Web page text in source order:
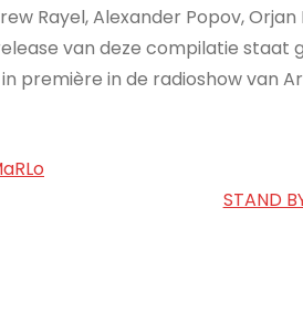
Rayel, Alexander Popov, Orjan
van deze compilatie staat
première in de radioshow van
STAND